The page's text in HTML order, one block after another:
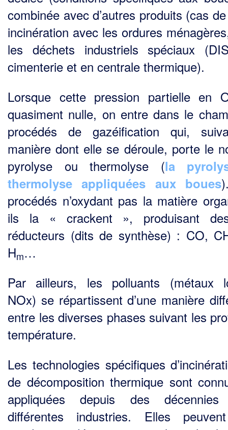
combinée avec d’autres produits (cas
incinération avec les ordures
les déchets industriels spéciaux
cimenterie et en centrale thermique).
Lorsque cette pression partielle en
quasiment nulle, on entre dans le
procédés de gazéi­fication qui,
manière dont elle se déroule, porte le
pyrolyse ou thermolyse (la
thermolyse appliquées aux boues
procédés n’oxydant pas la matière
ils la « crackent », produisant
réducteurs (dits de synthèse) : CO,
Hm…
Par ailleurs, les polluants (métaux
NOx) se répartissent d’une manière
entre les diverses phases suivant les
température.
Les technologies spécifiques
de décomposition thermique sont
appliquées depuis des décennies
différentes industries. Elles